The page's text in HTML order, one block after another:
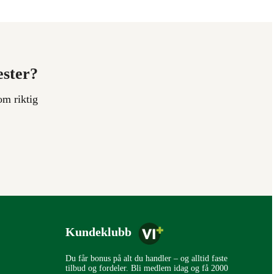
riktig
Kundeklubb
Du får bonus på alt du handler – og alltid faste
tilbud og fordeler. Bli medlem idag og få 2000